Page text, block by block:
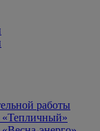
работы
«Тепличный»